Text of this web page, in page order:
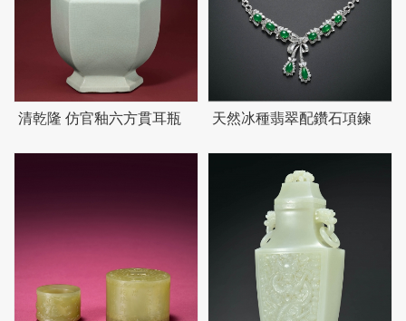
清乾隆 仿官釉六方貫耳瓶 天然冰種翡翠配鑽石項鍊